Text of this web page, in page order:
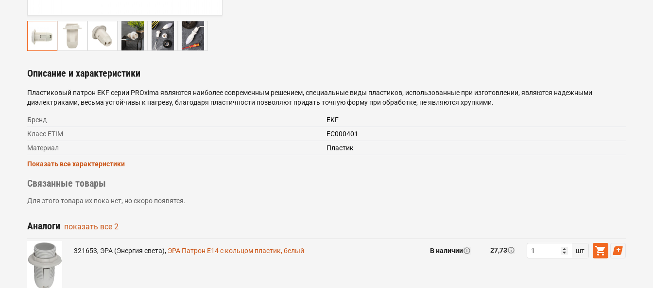
Описание и характеристики
Пластиковый патрон EKF серии PROxima являются наиболее современным решением, специальные виды пластиков, использованные при изготовлении, являются надежными
диэлектриками, весьма устойчивы к нагреву, благодаря пластичности позволяют придать точную форму при обработке, не являются хрупкими.
Бренд
EKF
Класс ETIM
EC000401
Материал
Пластик
Показать все характеристики
Связанные товары
Для этого товара их пока нет, но скоро появятся.
Аналоги показать все 2
321653, ЭРА (Энергия света), ЭРА Патрон Е14 с кольцом пластик, белый В наличии 27,73 шт